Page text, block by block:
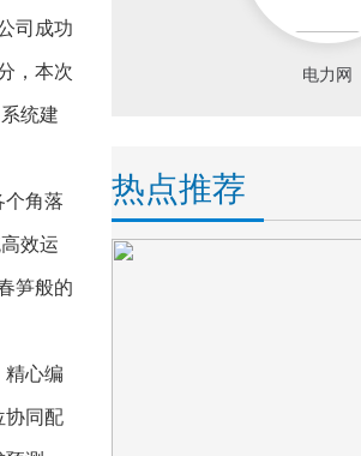
司成功
，本次
统建
角落
效运
笋般的
心编
协同配
电力网
热点推荐